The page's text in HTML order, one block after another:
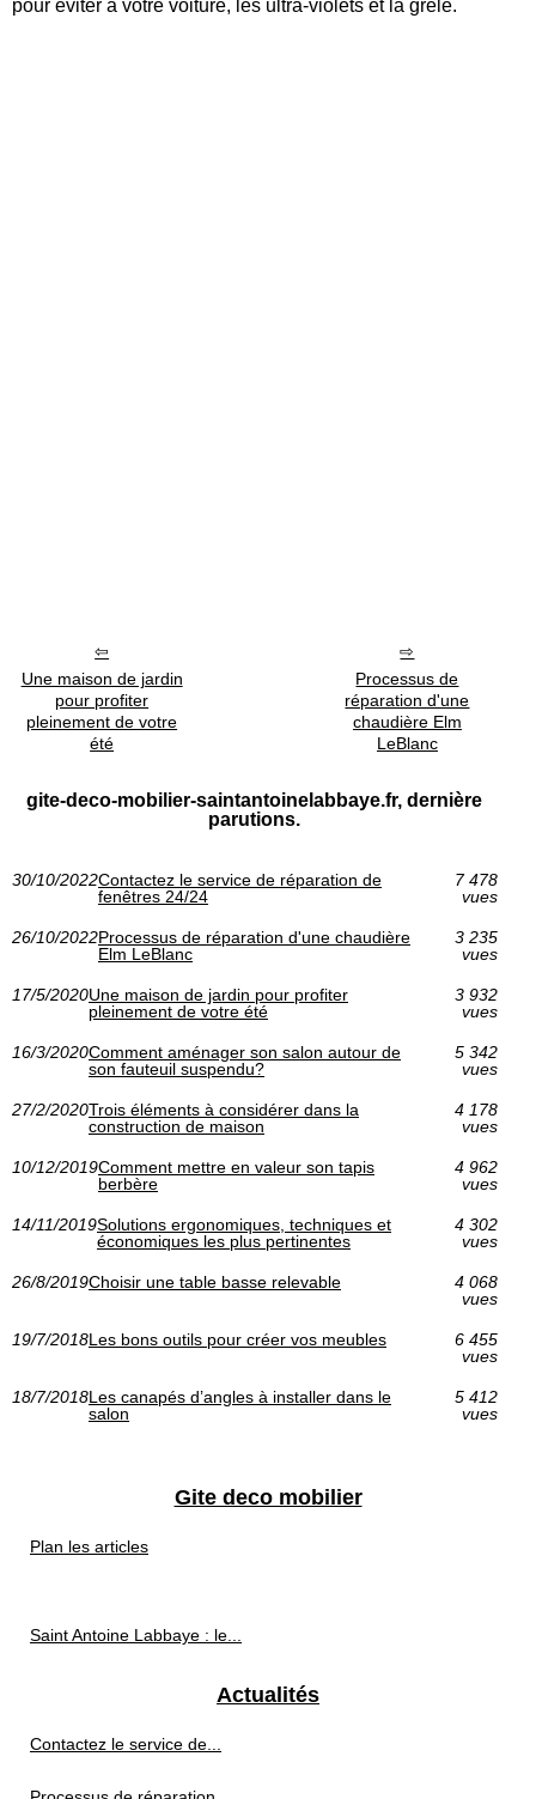
pour éviter à votre voiture, les ultra-violets et la grêle.
Une maison de jardin
pour profiter
pleinement de votre
été
Processus de
réparation d'une
chaudière Elm
LeBlanc
gite-deco-mobilier-saintantoinelabbaye.fr, dernière
parutions.
30/10/2022Contactez le service de réparation de
fenêtres 24/24
7 478
vues
26/10/2022Processus de réparation d'une chaudière
Elm LeBlanc
3 235
vues
17/5/2020Une maison de jardin pour profiter
pleinement de votre été
3 932
vues
16/3/2020Comment aménager son salon autour de
son fauteuil suspendu?
5 342
vues
27/2/2020Trois éléments à considérer dans la
construction de maison
4 178
vues
10/12/2019Comment mettre en valeur son tapis
berbère
4 962
vues
14/11/2019Solutions ergonomiques, techniques et
économiques les plus pertinentes
4 302
vues
26/8/2019Choisir une table basse relevable
4 068
vues
19/7/2018Les bons outils pour créer vos meubles
6 455
vues
18/7/2018Les canapés d’angles à installer dans le
salon
5 412
vues
Gite deco mobilier
Plan les articles
Saint Antoine Labbaye : le...
Actualités
Contactez le service de...